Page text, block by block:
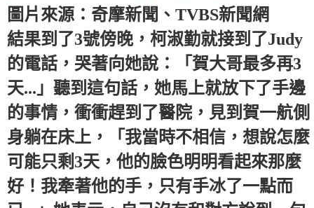
圖片來源：奇摩新聞、TVBS新聞網
結果到了3號傍晚，柯淑勤就接到了Judy
的電話，哭著向她說：「賀大哥最多再3
天...」聽到這句話，她馬上就放下了手邊
的事情，衝衝趕到了醫院，見到賀一航側
身躺在床上，「我當時不相信，想說怎麼
可能只剩3天，他的臉色明明看起來那麼
好！我牽著他的手，只有手冰了一點而